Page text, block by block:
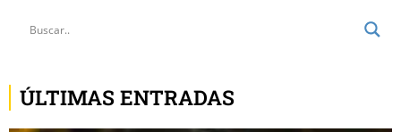
ÚLTIMAS ENTRADAS